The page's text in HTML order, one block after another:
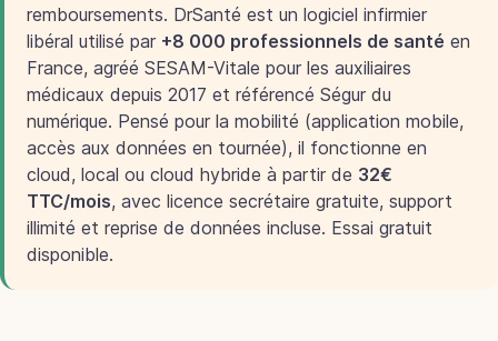
remboursements. DrSanté est un logiciel infirmier
libéral utilisé par +8 000 professionnels de santé en
France, agréé SESAM-Vitale pour les auxiliaires
médicaux depuis 2017 et référencé Ségur du
numérique. Pensé pour la mobilité (application mobile,
accès aux données en tournée), il fonctionne en
cloud, local ou cloud hybride à partir de 32€
TTC/mois, avec licence secrétaire gratuite, support
illimité et reprise de données incluse. Essai gratuit
disponible.